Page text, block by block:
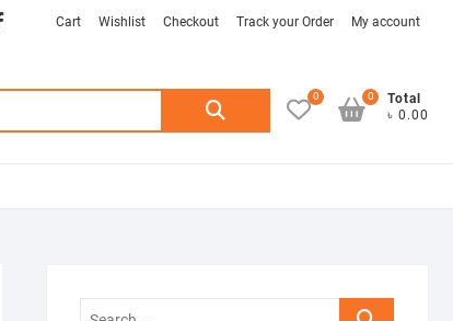
Facebook
twitter
Cart Wishlist Checkout Track your Order My account
Search
0
Total
৳ 0.00
0
Search